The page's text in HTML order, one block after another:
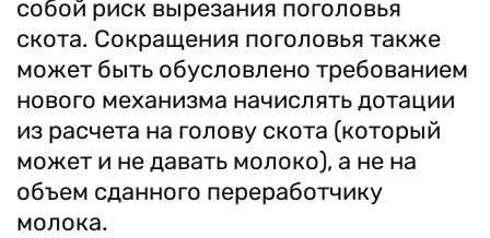
собой риск вырезания поголовья
скота. Сокращения поголовья также
может быть обусловлено требованием
нового механизма начислять дотации
из расчета на голову скота (который
может и не давать молоко), а не на
объем сданного переработчику
молока.